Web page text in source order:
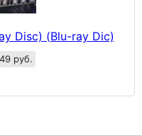
Disc) (Blu-ray Dic)
руб.